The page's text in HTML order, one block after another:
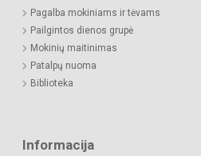
Pagalba mokiniams ir tėvams
Pailgintos dienos grupė
Mokinių maitinimas
Patalpų nuoma
Biblioteka
Informacija